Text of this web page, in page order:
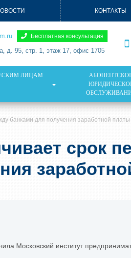
КОНТАКТЫ
Бесплатная консультация
д. 95, стр. 1, этаж 17, офис 1705
ЛИЦАМ
банками для получения заработной платы
срок
Московский институт